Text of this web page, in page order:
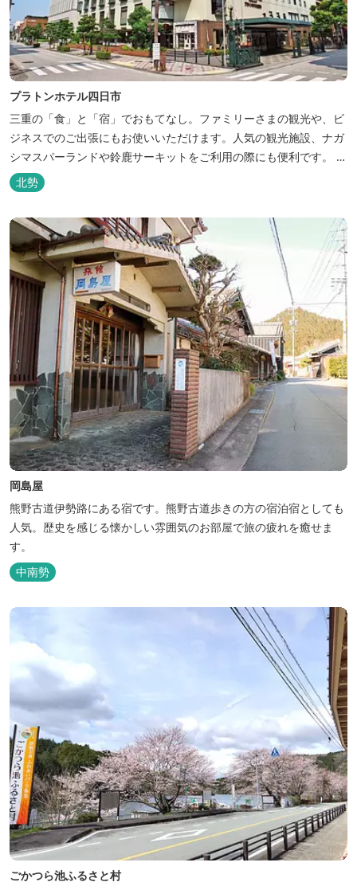
プラトンホテル四日市
三重の「食」と「宿」でおもてなし。ファミリーさまの観光や、ビ
ジネスでのご出張にもお使いいただけます。人気の観光施設、ナガ
シマスパーランドや鈴鹿サーキットをご利用の際にも便利です。 和
食、イタリアン、中華と多彩な三重の味をどうぞお楽しみくださ
い。近鉄四日市駅から徒歩３分と、公共交通機関でのお越しにも大
変便利です。
北勢
岡島屋
熊野古道伊勢路にある宿です。熊野古道歩きの方の宿泊宿としても
人気。歴史を感じる懐かしい雰囲気のお部屋で旅の疲れを癒せま
す。
中南勢
ごかつら池ふるさと村